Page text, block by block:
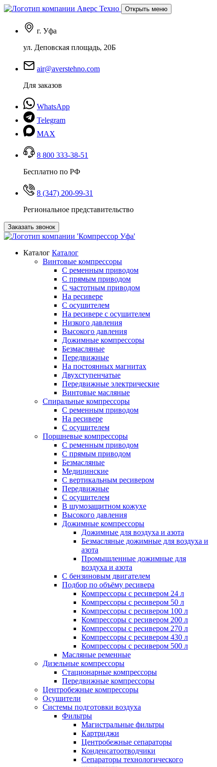
Открыть меню
г. Уфа
ул. Деповская площадь, 20Б
air@averstehno.com
Для заказов
WhatsApp
Telegram
MAX
8 800 333-38-51
Бесплатно по РФ
8 (347) 200-99-31
Региональное представительство
Заказать звонок
Каталог Каталог
Винтовые компрессоры
С ременным приводом
С прямым приводом
С частотным приводом
На ресивере
С осушителем
На ресивере с осушителем
Низкого давления
Высокого давления
Дожимные компрессоры
Безмасляные
Передвижные
На постоянных магнитах
Двухступенчатые
Передвижные электрические
Винтовые масляные
Спиральные компрессоры
С ременным приводом
На ресивере
С осушителем
Поршневые компрессоры
С ременным приводом
С прямым приводом
Безмасляные
Медицинские
С вертикальным ресивером
Передвижные
С осушителем
В шумозащитном кожухе
Высокого давления
Дожимные компрессоры
Дожимные для воздуха и азота
Безмасляные дожимные для воздуха и
азота
Промышленные дожимные для
воздуха и азота
С бензиновым двигателем
Подбор по объёму ресивера
Компрессоры с ресивером 24 л
Компрессоры с ресивером 50 л
Компрессоры с ресивером 100 л
Компрессоры с ресивером 200 л
Компрессоры с ресивером 270 л
Компрессоры с ресивером 430 л
Компрессоры с ресивером 500 л
Масляные ременные
Дизельные компрессоры
Стационарные компрессоры
Передвижные компрессоры
Центробежные компрессоры
Осушители
Системы подготовки воздуха
Фильтры
Магистральные фильтры
Картриджи
Центробежные сепараторы
Конденсатоотводчики
Сепараторы технологического